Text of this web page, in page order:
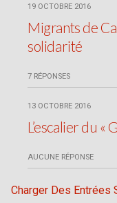
19 OCTOBRE 2016
Migrants de
solidarité
7 RÉPONSES
13 OCTOBRE 2016
L’escalier du «
AUCUNE RÉPONSE
Charger Des Entrées